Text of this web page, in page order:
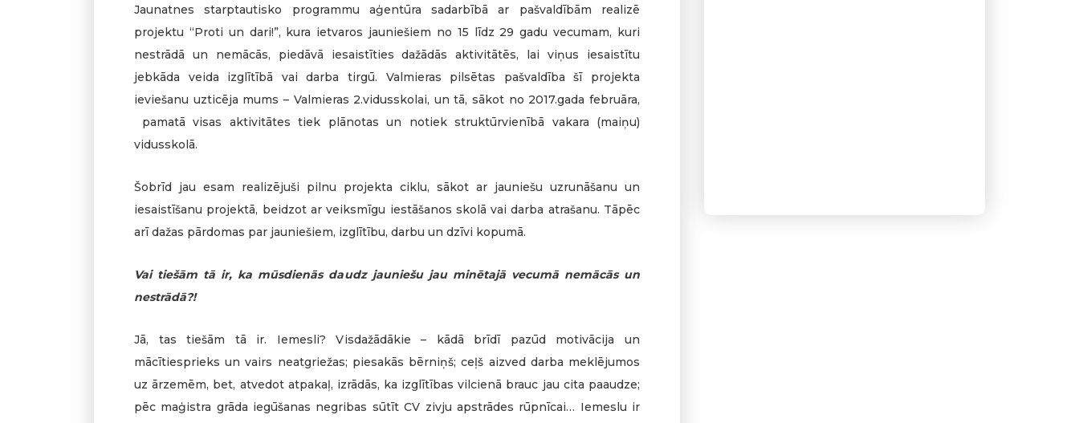
Jaunatnes starptautisko programmu aģentūra sadarbībā ar pašvaldībām realizē
projektu “Proti un dari!”, kura ietvaros jauniešiem no 15 līdz 29 gadu vecumam, kuri
nestrādā un nemācās, piedāvā iesaistīties dažādās aktivitātēs, lai viņus iesaistītu
jebkāda veida izglītībā vai darba tirgū. Valmieras pilsētas pašvaldība šī projekta
ieviešanu uzticēja mums – Valmieras 2.vidusskolai, un tā, sākot no 2017.gada februāra,
pamatā visas aktivitātes tiek plānotas un notiek struktūrvienībā vakara (maiņu)
vidusskolā.
Šobrīd jau esam realizējuši pilnu projekta ciklu, sākot ar jauniešu uzrunāšanu un
iesaistīšanu projektā, beidzot ar veiksmīgu iestāšanos skolā vai darba atrašanu. Tāpēc
arī dažas pārdomas par jauniešiem, izglītību, darbu un dzīvi kopumā.
Vai tiešām tā ir, ka mūsdienās daudz jauniešu jau minētajā vecumā nemācās un
nestrādā?!
Jā, tas tiešām tā ir. Iemesli? Visdažādākie – kādā brīdī pazūd motivācija un
mācītiesprieks un vairs neatgriežas; piesakās bērniņš; ceļš aizved darba meklējumos
uz ārzemēm, bet, atvedot atpakaļ, izrādās, ka izglītības vilcienā brauc jau cita paaudze;
pēc maģistra grāda iegūšanas negribas sūtīt CV zivju apstrādes rūpnīcai… Iemeslu ir